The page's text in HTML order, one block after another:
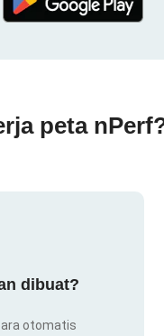
peta
dibuat?
otomatis